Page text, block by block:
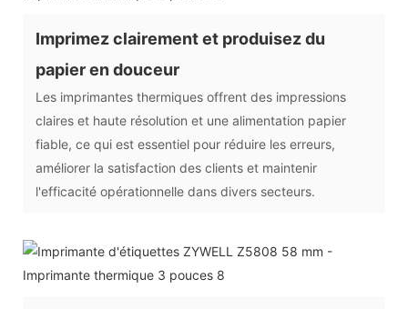
Imprimez clairement et produisez du
papier en douceur
Les imprimantes thermiques offrent des impressions
claires et haute résolution et une alimentation papier
fiable, ce qui est essentiel pour réduire les erreurs,
améliorer la satisfaction des clients et maintenir
l'efficacité opérationnelle dans divers secteurs.